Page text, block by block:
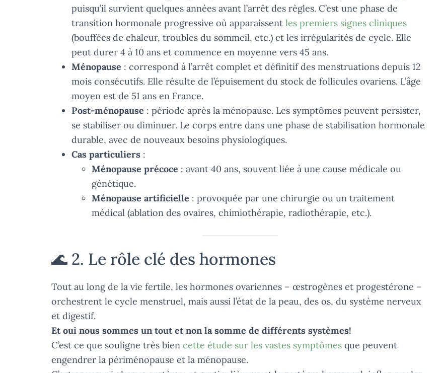
puisqu’il survient quelques années avant l’arrêt des règles. C’est une phase de
transition hormonale progressive où apparaissent les premiers signes cliniques
(bouffées de chaleur, troubles du sommeil, etc.) et les irrégularités de cycle. Elle
peut durer 4 à 10 ans et commence en moyenne vers 45 ans.
Ménopause : correspond à l’arrêt complet et définitif des menstruations depuis 12
mois consécutifs. Elle résulte de l’épuisement du stock de follicules ovariens. L’âge
moyen est de 51 ans en France.
Post-ménopause : période après la ménopause. Les symptômes peuvent persister,
se stabiliser ou diminuer. Le corps entre dans une phase de stabilisation hormonale
durable, avec de nouveaux besoins physiologiques.
Cas particuliers :
Ménopause précoce : avant 40 ans, souvent liée à une cause médicale ou
génétique.
Ménopause artificielle : provoquée par une chirurgie ou un traitement
médical (ablation des ovaires, chimiothérapie, radiothérapie, etc.).
🌊 2. Le rôle clé des hormones
Tout au long de la vie fertile, les hormones ovariennes – œstrogènes et progestérone –
orchestrent le cycle menstruel, mais aussi l’état de la peau, des os, du système nerveux
et digestif.
Et oui nous sommes un tout et non la somme de différents systèmes!
C’est ce que souligne très bien cette étude sur les vastes symptômes que peuvent
engendrer la périménopause et la ménopause.